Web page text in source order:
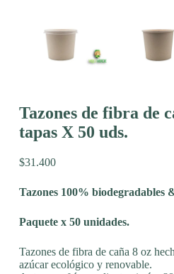
Tazones de fibra de
tapas X 50 uds.
$31.400
Tazones 100% biodegradables
Paquete x 50 unidades.
Tazones de fibra de caña 8 oz
azúcar ecológico y renovable.